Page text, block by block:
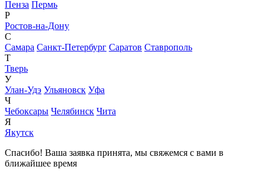
Пенза Пермь
Р
Ростов-на-Дону
С
Самара Санкт-Петербург Саратов Ставрополь
Т
Тверь
У
Улан-Удэ Ульяновск Уфа
Ч
Чебоксары Челябинск Чита
Я
Якутск
Спасибо! Ваша заявка принята, мы свяжемся с вами в
ближайшее время